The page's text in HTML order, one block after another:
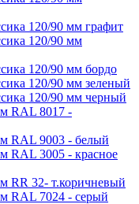
120/90 мм графит
120/90 мм
120/90 мм бордо
120/90 мм зеленый
120/90 мм черный
RAL 8017 -
RAL 9003 - белый
RAL 3005 - красное
RR 32- т.коричневый
RAL 7024 - серый